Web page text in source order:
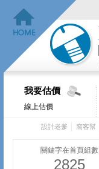
我要估價
線上估價
設計老爹 窩客幫
關鍵字在首頁組數
2825